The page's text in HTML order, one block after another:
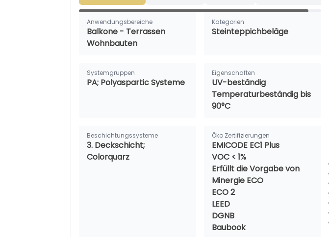
Anwendungsbereiche
Balkone - Terrassen
Wohnbauten
Kategorien
Steinteppichbeläge
Systemgruppen
PA; Polyaspartic Systeme
Eigenschaften
UV-beständig
Temperaturbeständig bis
90°C
Beschichtungssysteme
3. Deckschicht;
Colorquarz
Öko Zertifizierungen
EMICODE EC1 Plus
VOC < 1%
Erfüllt die Vorgabe von
Minergie ECO
ECO 2
LEED
DGNB
Baubook